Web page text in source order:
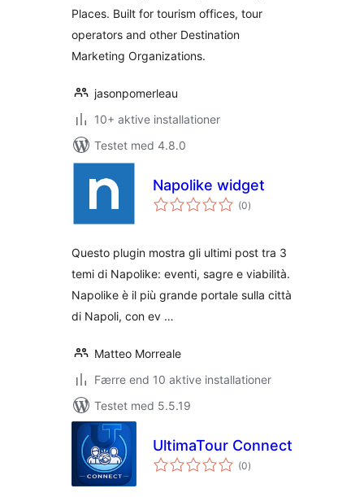
Places. Built for tourism offices, tour
operators and other Destination
Marketing Organizations.
jasonpomerleau
10+ aktive installationer
Testet med 4.8.0
Napolike widget
(0totale
bedømmelser
)
Questo plugin mostra gli ultimi post tra 3
temi di Napolike: eventi, sagre e viabilità.
Napolike è il più grande portale sulla città
di Napoli, con ev …
Matteo Morreale
Færre end 10 aktive installationer
Testet med 5.5.19
UltimaTour Connect
(0totale
bedømmelser
)